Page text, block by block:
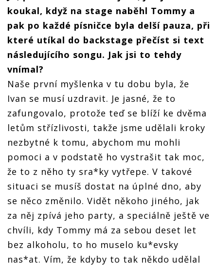
koukal, když na stage naběhl Tommy a
pak po každé písničce byla delší pauza, při
které utíkal do backstage přečíst si text
následujícího songu. Jak jsi to tehdy
vnímal?
Naše první myšlenka v tu dobu byla, že
Ivan se musí uzdravit. Je jasné, že to
zafungovalo, protože teď se blíží ke dvěma
letům střízlivosti, takže jsme udělali kroky
nezbytné k tomu, abychom mu mohli
pomoci a v podstatě ho vystrašit tak moc,
že to z něho ty sra*ky vytřepe. V takové
situaci se musíš dostat na úplné dno, aby
se něco změnilo. Vidět někoho jiného, jak
za něj zpívá jeho party, a speciálně ještě ve
chvíli, kdy Tommy má za sebou deset let
bez alkoholu, to ho muselo ku*evsky
nas*at. Vím, že kdyby to tak někdo udělal